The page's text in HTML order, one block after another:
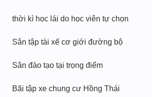
thời kì học lái do học viên tự chọn
Sân tập tài xế cơ giới đường bộ
Sân đào tạo tại trọng điểm
Bãi tập xe chung cư Hồng Thái